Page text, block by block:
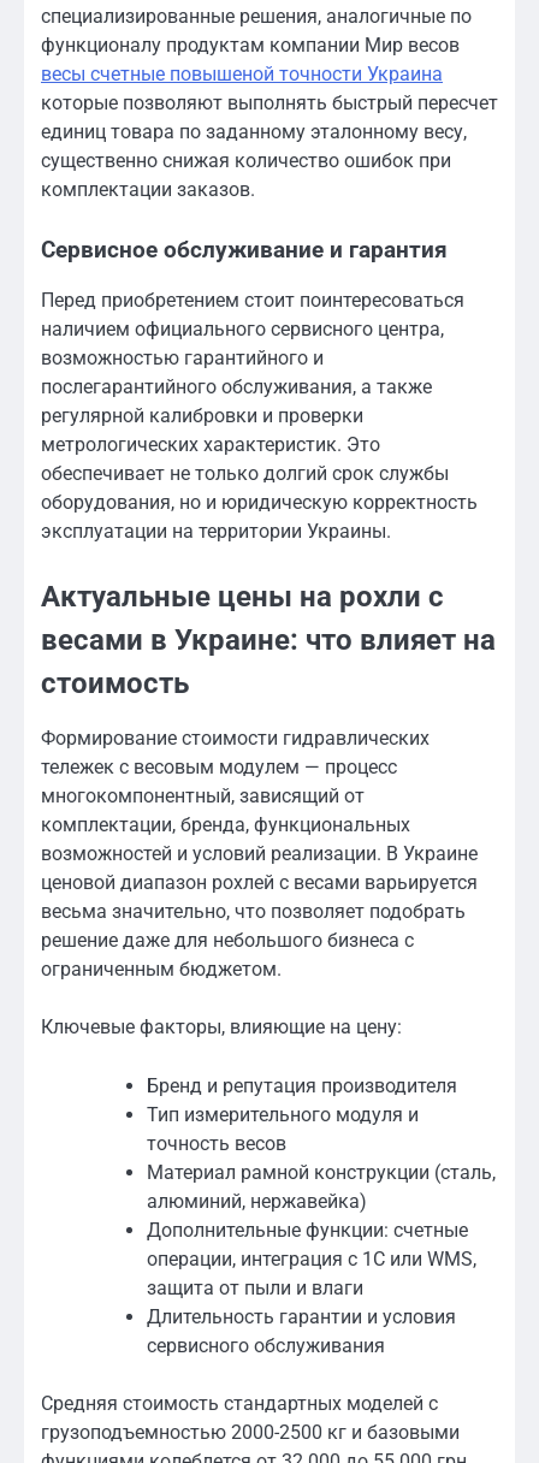
специализированные решения, аналогичные по
функционалу продуктам компании Мир весов
весы счетные повышеной точности Украина
которые позволяют выполнять быстрый пересчет
единиц товара по заданному эталонному весу,
существенно снижая количество ошибок при
комплектации заказов.
Сервисное обслуживание и гарантия
Перед приобретением стоит поинтересоваться
наличием официального сервисного центра,
возможностью гарантийного и
послегарантийного обслуживания, а также
регулярной калибровки и проверки
метрологических характеристик. Это
обеспечивает не только долгий срок службы
оборудования, но и юридическую корректность
эксплуатации на территории Украины.
Актуальные цены на рохли с
весами в Украине: что влияет на
стоимость
Формирование стоимости гидравлических
тележек с весовым модулем — процесс
многокомпонентный, зависящий от
комплектации, бренда, функциональных
возможностей и условий реализации. В Украине
ценовой диапазон рохлей с весами варьируется
весьма значительно, что позволяет подобрать
решение даже для небольшого бизнеса с
ограниченным бюджетом.
Ключевые факторы, влияющие на цену:
Бренд и репутация производителя
Тип измерительного модуля и
точность весов
Материал рамной конструкции (сталь,
алюминий, нержавейка)
Дополнительные функции: счетные
операции, интеграция с 1С или WMS,
защита от пыли и влаги
Длительность гарантии и условия
сервисного обслуживания
Средняя стоимость стандартных моделей с
грузоподъемностью 2000-2500 кг и базовыми